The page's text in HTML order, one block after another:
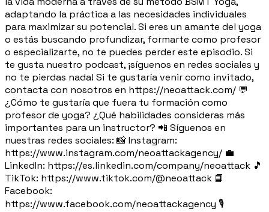
adaptando la práctica a las necesidades individuales
para maximizar su potencial. Si eres un amante del yoga
o estás buscando profundizar, formarte como profesor
o especializarte, no te puedes perder este episodio. Si
te gusta nuestro podcast, ¡síguenos en redes sociales y
no te pierdas nada! Si te gustaría venir como invitado,
contacta con nosotros en https://neoattack.com/ 💬
¿Cómo te gustaría que fuera tu formación como
profesor de yoga? ¿Qué habilidades consideras más
importantes para un instructor? 📲 Síguenos en
nuestras redes sociales: 📸 Instagram:
https://www.instagram.com/neoattackagency/ 💼
LinkedIn: https://es.linkedin.com/company/neoattack 🎵
TikTok: https://www.tiktok.com/@neoattack 📘
Facebook:
https://www.facebook.com/neoattackagency 🎙️